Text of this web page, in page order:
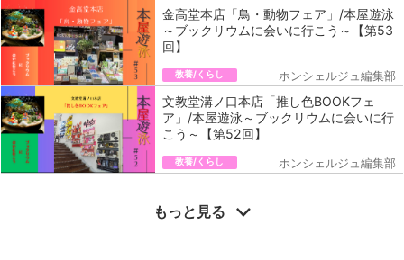
金高堂本店「鳥・動物フェア」/本屋遊泳
～ブックリウムに会いに行こう～【第53
回】
教養/くらし ホンシェルジュ編集部
文教堂溝ノ口本店「推し色BOOKフェ
ア」/本屋遊泳～ブックリウムに会いに行
こう～【第52回】
教養/くらし ホンシェルジュ編集部
もっと見る